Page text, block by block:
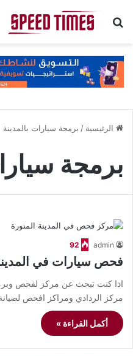
بحث عن
الرئيسية / برمجة سيارات بالمدينة
برمجة
admin
92
فحص سيارات في
اذا كنت تبحث عن مركز لفحص
مركز الردادي ومراكز افحص
أكمل القراءة »